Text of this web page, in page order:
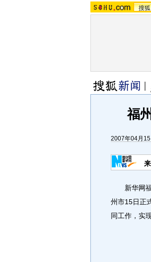
搜狐
福
2007年04月
新华网福
州市15日正
同工作，实